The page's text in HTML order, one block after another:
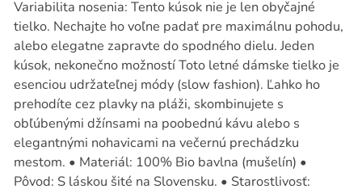
Variabilita nosenia: Tento kúsok nie je len obyčajné
tielko. Nechajte ho voľne padať pre maximálnu pohodu,
alebo elegatne zapravte do spodného dielu. Jeden
kúsok, nekonečno možností Toto letné dámske tielko je
esenciou udržateľnej módy (slow fashion). Ľahko ho
prehodíte cez plavky na pláži, skombinujete s
obľúbenými džínsami na poobednú kávu alebo s
elegantnými nohavicami na večernú prechádzku
mestom. • Materiál: 100% Bio bavlna (mušelín) •
Pôvod: S láskou šité na Slovensku. • Starostlivosť: